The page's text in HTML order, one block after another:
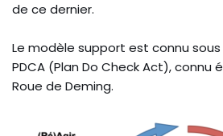
de ce dernier.
Le modèle support est connu sous
PDCA (Plan Do Check Act), connu
Roue de Deming.